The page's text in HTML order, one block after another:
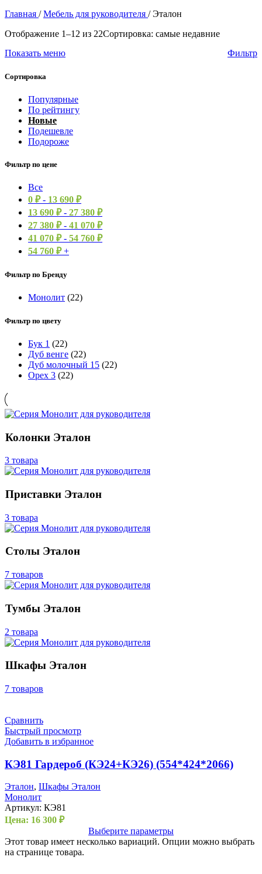
Главная / Мебель для руководителя / Эталон
Отображение 1–12 из 22Сортировка: самые недавние
Показать меню
Фильтр
Сортировка
Популярные
По рейтингу
Новые
Подешевле
Подороже
Фильтр по цене
Все
0 ₽- 13 690 ₽
13 690 ₽- 27 380 ₽
27 380 ₽- 41 070 ₽
41 070 ₽- 54 760 ₽
54 760 ₽+
Фильтр по Бренду
Монолит (22)
Фильтр по цвету
Бук 1 (22)
Дуб венге (22)
Дуб молочный 15 (22)
Орех 3 (22)
Колонки Эталон
3 товара
Приставки Эталон
3 товара
Столы Эталон
7 товаров
Тумбы Эталон
2 товара
Шкафы Эталон
7 товаров
Сравнить
Быстрый просмотр
Добавить в избранное
КЭ81 Гардероб (КЭ24+КЭ26) (554*424*2066)
Эталон, Шкафы Эталон
Монолит
Артикул: КЭ81
Цена: 16 300 ₽
Выберите параметры
Этот товар имеет несколько вариаций. Опции можно выбрать
на странице товара.